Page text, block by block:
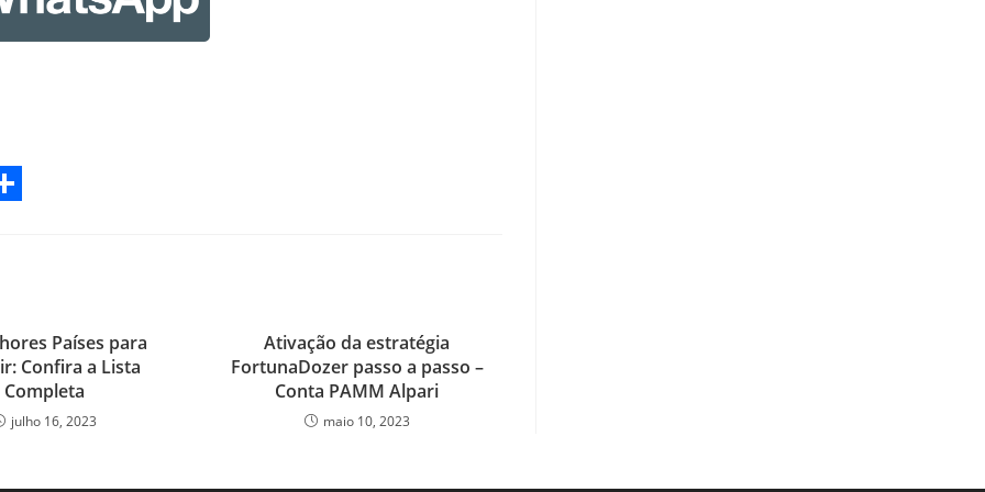
Países para
Confira a Lista
Completa
julho 16, 2023
Ativação da estratégia
FortunaDozer passo a passo –
Conta PAMM Alpari
maio 10, 2023